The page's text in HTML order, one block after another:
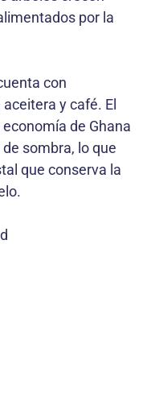
por la
con
y café. El
de Ghana
sombra, lo que
que conserva la